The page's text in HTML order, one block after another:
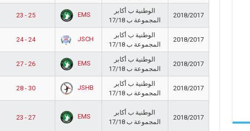
23 - 25 EMS
الوطنية ب أكابر
المجموعة ب 17/18
2018/2017
24 - 24 JSCH
الوطنية ب أكابر
المجموعة ب 17/18
2018/2017
27 - 26 EMS
الوطنية ب أكابر
المجموعة ب 17/18
2018/2017
28 - 30 JSHB
الوطنية ب أكابر
المجموعة ب 17/18
2018/2017
23 - 27 EMS
الوطنية ب أكابر
المجموعة ب 17/18
2018/2017